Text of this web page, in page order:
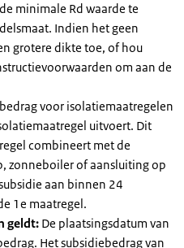
minimale Rd waarde te
Indien het geen
grotere dikte toe, of hou
om aan de
voor isolatiemaatregelen
uitvoert. Dit
combineert met de
zonneboiler of aansluiting op
aan binnen 24
1e maatregel.
geldt: De plaatsingsdatum van
Het subsidiebedrag van